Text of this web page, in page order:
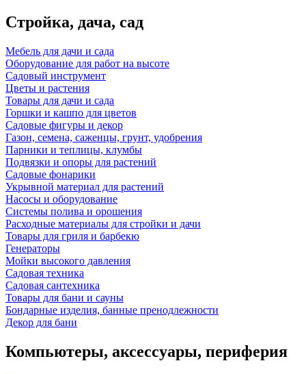
Стройка, дача, сад
Мебель для дачи и сада
Оборудование для работ на высоте
Садовый инструмент
Цветы и растения
Товары для дачи и сада
Горшки и кашпо для цветов
Садовые фигуры и декор
Газон, семена, саженцы, грунт, удобрения
Парники и теплицы, клумбы
Подвязки и опоры для растений
Садовые фонарики
Укрывной материал для растений
Насосы и оборудование
Системы полива и орошения
Расходные материалы для стройки и дачи
Товары для гриля и барбекю
Генераторы
Мойки высокого давления
Садовая техника
Садовая сантехника
Товары для бани и сауны
Бондарные изделия, банные пренодлежности
Декор для бани
Компьютеры, аксессуары, периферия